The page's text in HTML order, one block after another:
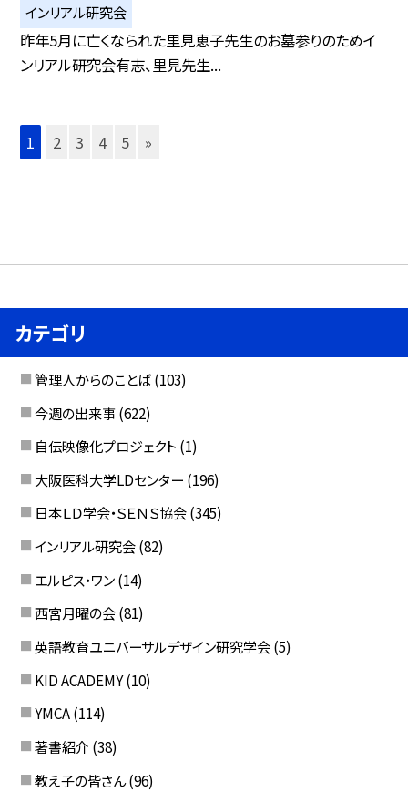
インリアル研究会
昨年5月に亡くなられた里見恵子先生のお墓参りのためイ
ンリアル研究会有志、里見先生...
1 2 3 4 5 »
カテゴリ
管理人からのことば (103)
今週の出来事 (622)
自伝映像化プロジェクト (1)
大阪医科大学LDセンター (196)
日本ＬＤ学会・ＳＥＮＳ協会 (345)
インリアル研究会 (82)
エルピス・ワン (14)
西宮月曜の会 (81)
英語教育ユニバーサルデザイン研究学会 (5)
KID ACADEMY (10)
YMCA (114)
著書紹介 (38)
教え子の皆さん (96)